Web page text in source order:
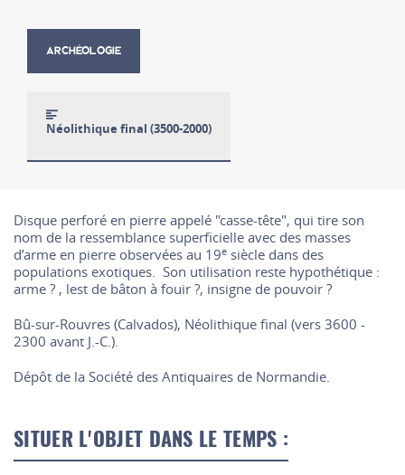
ARCHÉOLOGIE
Néolithique final (3500-2000)
Disque perforé en pierre appelé "casse-tête", qui tire son
nom de la ressemblance superficielle avec des masses
d’arme en pierre observées au 19e siècle dans des
populations exotiques. Son utilisation reste hypothétique :
arme ? , lest de bâton à fouir ?, insigne de pouvoir ?
Bû-sur-Rouvres (Calvados), Néolithique final (vers 3600 -
2300 avant J.-C.).
Dépôt de la Société des Antiquaires de Normandie.
SITUER L'OBJET DANS LE TEMPS :